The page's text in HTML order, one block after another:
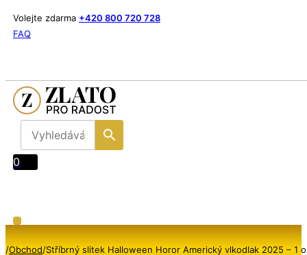
Volejte zdarma +420 800 720 728
FAQ
0
/Obchod/Stříbrný slitek Halloween Horor Americký vlkodlak 2025 – 1